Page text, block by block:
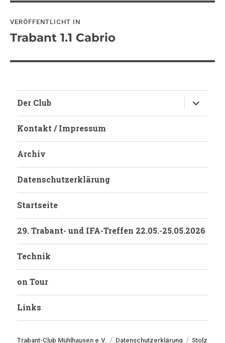
VERÖFFENTLICHT IN
Trabant 1.1 Cabrio
Der Club
anzeigen
Kontakt / Impressum
Archiv
Datenschutzerklärung
Startseite
29. Trabant- und IFA-Treffen 22.05.-25.05.2026
Technik
on Tour
Links
Trabant-Club Mühlhausen e.V. Datenschutzerklärung Stolz